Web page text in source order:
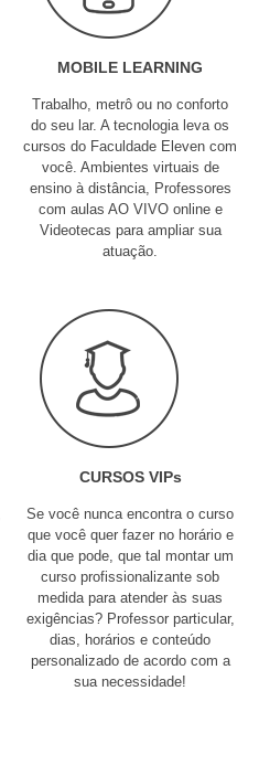
MOBILE LEARNING
Trabalho, metrô ou no conforto
do seu lar. A tecnologia leva os
cursos do Faculdade Eleven com
você. Ambientes virtuais de
ensino à distância, Professores
com aulas AO VIVO online e
Videotecas para ampliar sua
atuação.
CURSOS VIPs
Se você nunca encontra o curso
que você quer fazer no horário e
dia que pode, que tal montar um
curso profissionalizante sob
medida para atender às suas
exigências? Professor particular,
dias, horários e conteúdo
personalizado de acordo com a
sua necessidade!